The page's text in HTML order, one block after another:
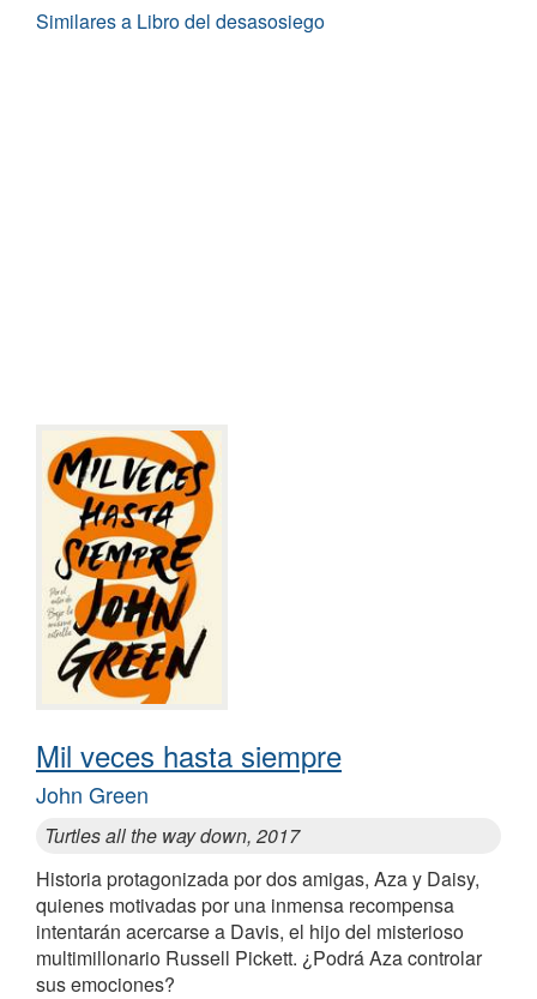
Similares a Libro del desasosiego
Mil veces hasta siempre
John Green
Turtles all the way down, 2017
Historia protagonizada por dos amigas, Aza y Daisy,
quienes motivadas por una inmensa recompensa
intentarán acercarse a Davis, el hijo del misterioso
multimillonario Russell Pickett. ¿Podrá Aza controlar
sus emociones?